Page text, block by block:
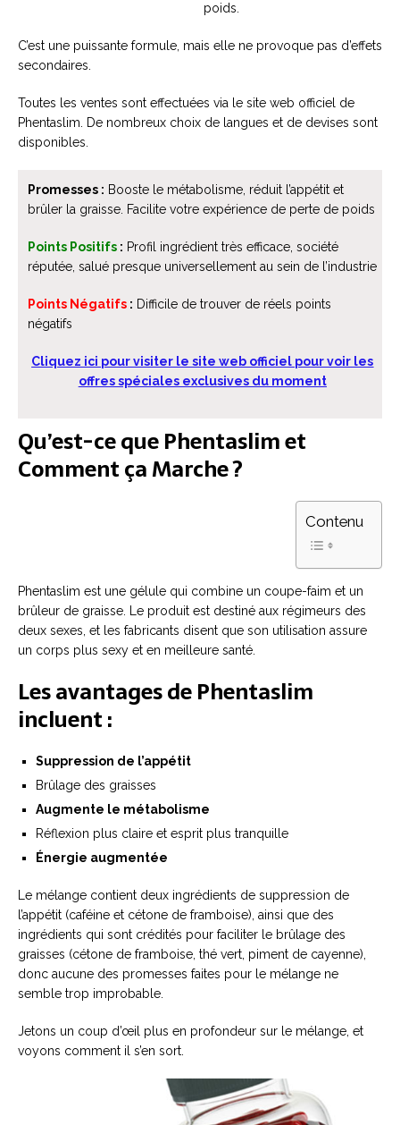
poids.
C’est une puissante formule, mais elle ne provoque pas d’effets
secondaires.
Toutes les ventes sont effectuées via le site web officiel de
Phentaslim. De nombreux choix de langues et de devises sont
disponibles.
Promesses : Booste le métabolisme, réduit l’appétit et
brûler la graisse. Facilite votre expérience de perte de poids
Points Positifs : Profil ingrédient très efficace, société
réputée, salué presque universellement au sein de l’industrie
Points Négatifs : Difficile de trouver de réels points
négatifs
Cliquez ici pour visiter le site web officiel pour voir les
offres spéciales exclusives du moment
Qu’est-ce que Phentaslim et
Comment ça Marche ?
Contenu
Phentaslim est une gélule qui combine un coupe-faim et un
brûleur de graisse. Le produit est destiné aux régimeurs des
deux sexes, et les fabricants disent que son utilisation assure
un corps plus sexy et en meilleure santé.
Les avantages de Phentaslim
incluent :
Suppression de l’appétit
Brûlage des graisses
Augmente le métabolisme
Réflexion plus claire et esprit plus tranquille
Énergie augmentée
Le mélange contient deux ingrédients de suppression de
l’appétit (caféine et cétone de framboise), ainsi que des
ingrédients qui sont crédités pour faciliter le brûlage des
graisses (cétone de framboise, thé vert, piment de cayenne),
donc aucune des promesses faites pour le mélange ne
semble trop improbable.
Jetons un coup d’œil plus en profondeur sur le mélange, et
voyons comment il s’en sort.